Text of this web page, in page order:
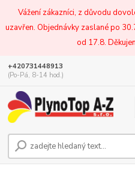
Vážení zákazníci, z důvodu
uzavřen. Objednávky zaslané po
od 17.8.
+420731448913
(Po-Pá, 8-14 hod.)